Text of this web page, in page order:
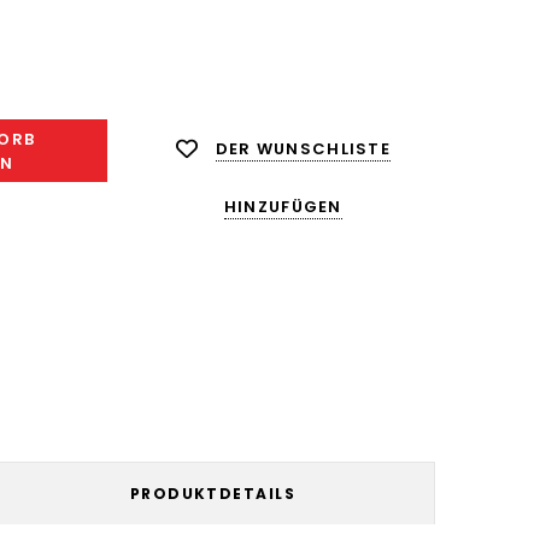
DER WUNSCHLISTE
HINZUFÜGEN
PRODUKTDETAILS